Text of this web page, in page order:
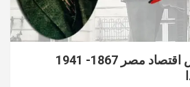
طلعت حرب مؤسس اقتصاد مصر 1867- 1941